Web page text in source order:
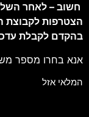
חשוב – לאחר
הצטרפות לקבוצת
בהקדם לקבלת
אנא בחרו מספר
המלאי אזל